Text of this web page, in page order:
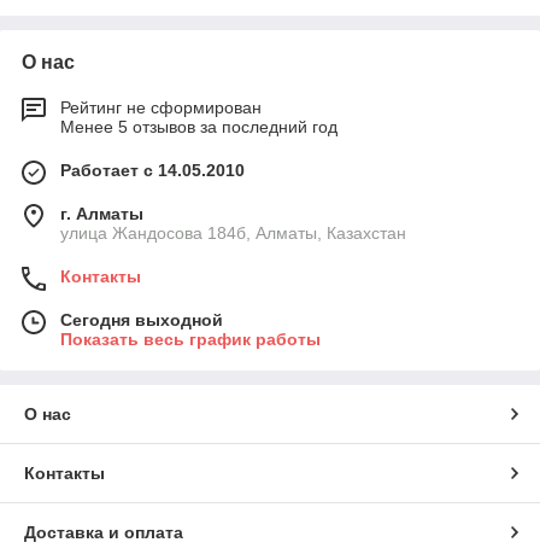
О нас
Рейтинг не сформирован
Менее 5 отзывов за последний год
Работает с 14.05.2010
г. Алматы
улица Жандосова 184б, Алматы, Казахстан
Контакты
Сегодня выходной
Показать весь график работы
О нас
Контакты
Доставка и оплата